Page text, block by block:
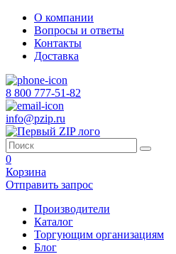
О компании
Вопросы и ответы
Контакты
Доставка
8 800 777-51-82
info@pzip.ru
0
Корзина
Отправить запрос
Производители
Каталог
Торгующим организациям
Блог